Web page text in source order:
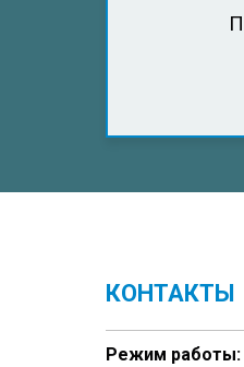
П
КОНТАКТЫ
Режим работы: